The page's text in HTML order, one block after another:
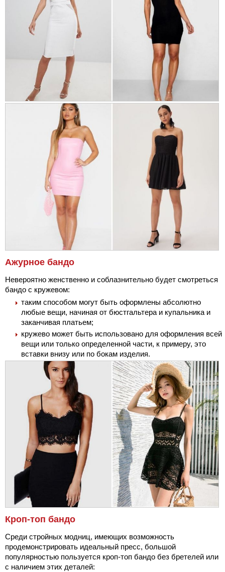
Ажурное бандо
Невероятно женственно и соблазнительно будет смотреться
бандо с кружевом:
таким способом могут быть оформлены абсолютно
любые вещи, начиная от бюстгальтера и купальника и
заканчивая платьем;
кружево может быть использовано для оформления всей
вещи или только определенной части, к примеру, это
вставки внизу или по бокам изделия.
Кроп-топ бандо
Среди стройных модниц, имеющих возможность
продемонстрировать идеальный пресс, большой
популярностью пользуется кроп-топ бандо без бретелей или
с наличием этих деталей: